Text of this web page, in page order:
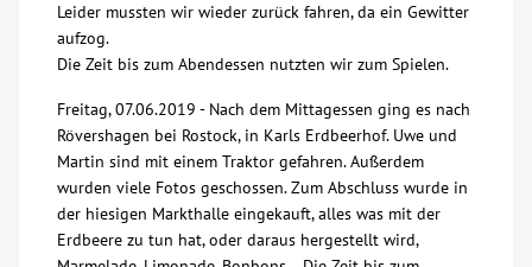
Leider mussten wir wieder zurück fahren, da ein Gewitter
aufzog.
Die Zeit bis zum Abendessen nutzten wir zum Spielen.
Freitag, 07.06.2019 - Nach dem Mittagessen ging es nach
Rövershagen bei Rostock, in Karls Erdbeerhof. Uwe und
Martin sind mit einem Traktor gefahren. Außerdem
wurden viele Fotos geschossen. Zum Abschluss wurde in
der hiesigen Markthalle eingekauft, alles was mit der
Erdbeere zu tun hat, oder daraus hergestellt wird,